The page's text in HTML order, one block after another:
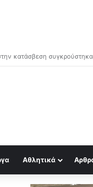
τραπεζική κατάρρευση
Αθλητικά